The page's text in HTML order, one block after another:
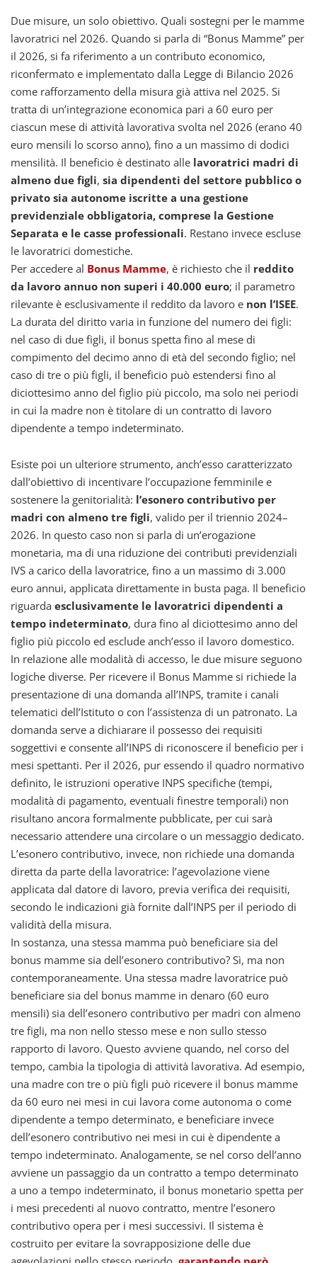
Due misure, un solo obiettivo. Quali sostegni per le mamme
lavoratrici nel 2026. Quando si parla di “Bonus Mamme” per
il 2026, si fa riferimento a un contributo economico,
riconfermato e implementato dalla Legge di Bilancio 2026
come rafforzamento della misura già attiva nel 2025. Si
tratta di un’integrazione economica pari a 60 euro per
ciascun mese di attività lavorativa svolta nel 2026 (erano 40
euro mensili lo scorso anno), fino a un massimo di dodici
mensilità. Il beneficio è destinato alle lavoratrici madri di
almeno due figli, sia dipendenti del settore pubblico o
privato sia autonome iscritte a una gestione
previdenziale obbligatoria, comprese la Gestione
Separata e le casse professionali. Restano invece escluse
le lavoratrici domestiche.
Per accedere al Bonus Mamme, è richiesto che il reddito
da lavoro annuo non superi i 40.000 euro; il parametro
rilevante è esclusivamente il reddito da lavoro e non l’ISEE.
La durata del diritto varia in funzione del numero dei figli:
nel caso di due figli, il bonus spetta fino al mese di
compimento del decimo anno di età del secondo figlio; nel
caso di tre o più figli, il beneficio può estendersi fino al
diciottesimo anno del figlio più piccolo, ma solo nei periodi
in cui la madre non è titolare di un contratto di lavoro
dipendente a tempo indeterminato.
Esiste poi un ulteriore strumento, anch’esso caratterizzato
dall’obiettivo di incentivare l’occupazione femminile e
sostenere la genitorialità: l’esonero contributivo per
madri con almeno tre figli, valido per il triennio 2024–
2026. In questo caso non si parla di un’erogazione
monetaria, ma di una riduzione dei contributi previdenziali
IVS a carico della lavoratrice, fino a un massimo di 3.000
euro annui, applicata direttamente in busta paga. Il beneficio
riguarda esclusivamente le lavoratrici dipendenti a
tempo indeterminato, dura fino al diciottesimo anno del
figlio più piccolo ed esclude anch’esso il lavoro domestico.
In relazione alle modalità di accesso, le due misure seguono
logiche diverse. Per ricevere il Bonus Mamme si richiede la
presentazione di una domanda all’INPS, tramite i canali
telematici dell’Istituto o con l’assistenza di un patronato. La
domanda serve a dichiarare il possesso dei requisiti
soggettivi e consente all’INPS di riconoscere il beneficio per i
mesi spettanti. Per il 2026, pur essendo il quadro normativo
definito, le istruzioni operative INPS specifiche (tempi,
modalità di pagamento, eventuali finestre temporali) non
risultano ancora formalmente pubblicate, per cui sarà
necessario attendere una circolare o un messaggio dedicato.
L’esonero contributivo, invece, non richiede una domanda
diretta da parte della lavoratrice: l’agevolazione viene
applicata dal datore di lavoro, previa verifica dei requisiti,
secondo le indicazioni già fornite dall’INPS per il periodo di
validità della misura.
In sostanza, una stessa mamma può beneficiare sia del
bonus mamme sia dell’esonero contributivo? Sì, ma non
contemporaneamente. Una stessa madre lavoratrice può
beneficiare sia del bonus mamme in denaro (60 euro
mensili) sia dell’esonero contributivo per madri con almeno
tre figli, ma non nello stesso mese e non sullo stesso
rapporto di lavoro. Questo avviene quando, nel corso del
tempo, cambia la tipologia di attività lavorativa. Ad esempio,
una madre con tre o più figli può ricevere il bonus mamme
da 60 euro nei mesi in cui lavora come autonoma o come
dipendente a tempo determinato, e beneficiare invece
dell’esonero contributivo nei mesi in cui è dipendente a
tempo indeterminato. Analogamente, se nel corso dell’anno
avviene un passaggio da un contratto a tempo determinato
a uno a tempo indeterminato, il bonus monetario spetta per
i mesi precedenti al nuovo contratto, mentre l’esonero
contributivo opera per i mesi successivi. Il sistema è
costruito per evitare la sovrapposizione delle due